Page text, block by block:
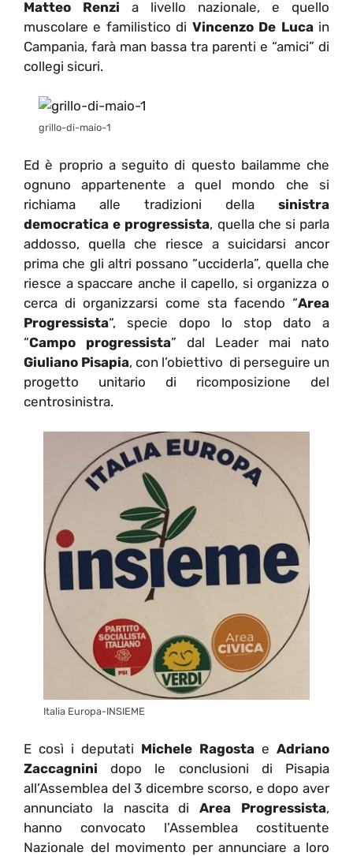
Matteo Renzi a livello nazionale, e quello
muscolare e familistico di Vincenzo De Lucain
Campania, farà man bassa tra parenti e “amici” di
collegi sicuri.
grillo-di-maio-1
Ed è proprio a seguito di questo bailamme che
ognuno appartenente a quel mondo che si
richiama alle tradizioni della sinistra
democratica e progressista, quella che si parla
addosso, quella che riesce a suicidarsi ancor
prima che gli altri possano “ucciderla”, quella che
riesce a spaccare anche il capello, si organizza o
cerca di organizzarsi come sta facendo “Area
Progressista“, specie dopo lo stop dato a
“Campo progressista” dal Leader mai nato
Giuliano Pisapia, con l’obiettivo di perseguire un
progetto unitario di ricomposizione del
centrosinistra.
Italia Europa-INSIEME
E così i deputati Michele Ragosta e Adriano
Zaccagnini dopo le conclusioni di Pisapia
all’Assemblea del 3 dicembre scorso, e dopo aver
annunciato la nascita diArea Progressista,
hanno convocato l’Assemblea costituente
Nazionale del movimento per annunciare a loro